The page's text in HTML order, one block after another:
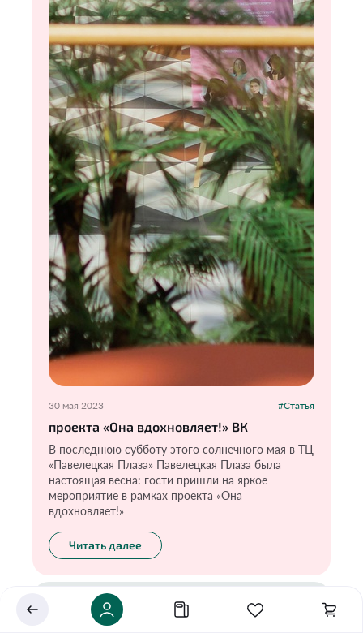
30 мая 2023 #Статья
проекта «Она вдохновляет!» ВК
В последнюю субботу этого солнечного мая в ТЦ
«Павелецкая Плаза» Павелецкая Плаза была
настоящая весна: гости пришли на яркое
мероприятие в рамках проекта «Она
вдохновляет!»
Читать далее
Укажите ваш город
Это важно для корректной работы Экоразноса и
дальнейших персональных функций сервиса.